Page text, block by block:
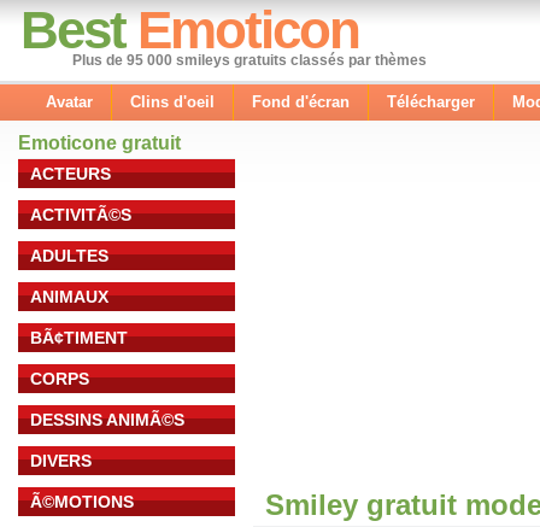
Best Emoticon
Plus de 95 000 smileys gratuits classés par thèmes
Avatar Clins d'oeil Fond d'écran Télécharger
Emoticone gratuit
ACTEURS
ACTIVITÃ©S
ADULTES
ANIMAUX
BÃ¢TIMENT
CORPS
DESSINS ANIMÃ©S
DIVERS
Ã©MOTIONS Smiley gratuit